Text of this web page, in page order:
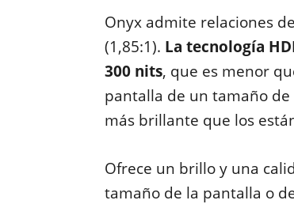
Onyx admite relaciones
(1,85:1). La tecnología
300 nits, que es menor
pantalla de un tamaño
más brillante que los
Ofrece un brillo y una
tamaño de la pantalla o